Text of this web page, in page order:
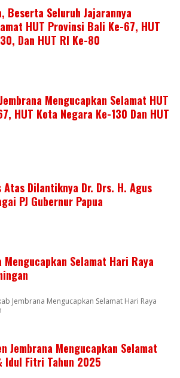
Beserta Seluruh Jajarannya
HUT Provinsi Bali Ke-67, HUT
Dan HUT RI Ke-80
Mengucapkan Selamat HUT
HUT Kota Negara Ke-130 Dan HUT
Atas Dilantiknya Dr. Drs. H. Agus
PJ Gubernur Papua
Mengucapkan Selamat Hari Raya
Jembrana Mengucapkan Selamat Hari Raya
Jembrana Mengucapkan Selamat
Idul Fitri Tahun 2025